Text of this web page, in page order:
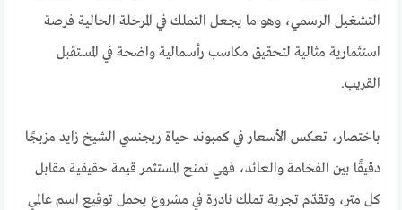
التشغيل الرسمي، وهو ما يجعل التملك في المرحلة الحالية فرصة
استثمارية مثالية لتحقيق مكاسب رأسمالية واضحة في المستقبل
القريب.
باختصار، تعكس الأسعار في كمبوند حياة ريجنسي الشيخ زايد مزيجًا
دقيقًا بين الفخامة والعائد، فهي تمنح المستثمر قيمة حقيقية مقابل
كل متر، وتقدّم تجربة تملك نادرة في مشروع يحمل توقيع اسم عالمي